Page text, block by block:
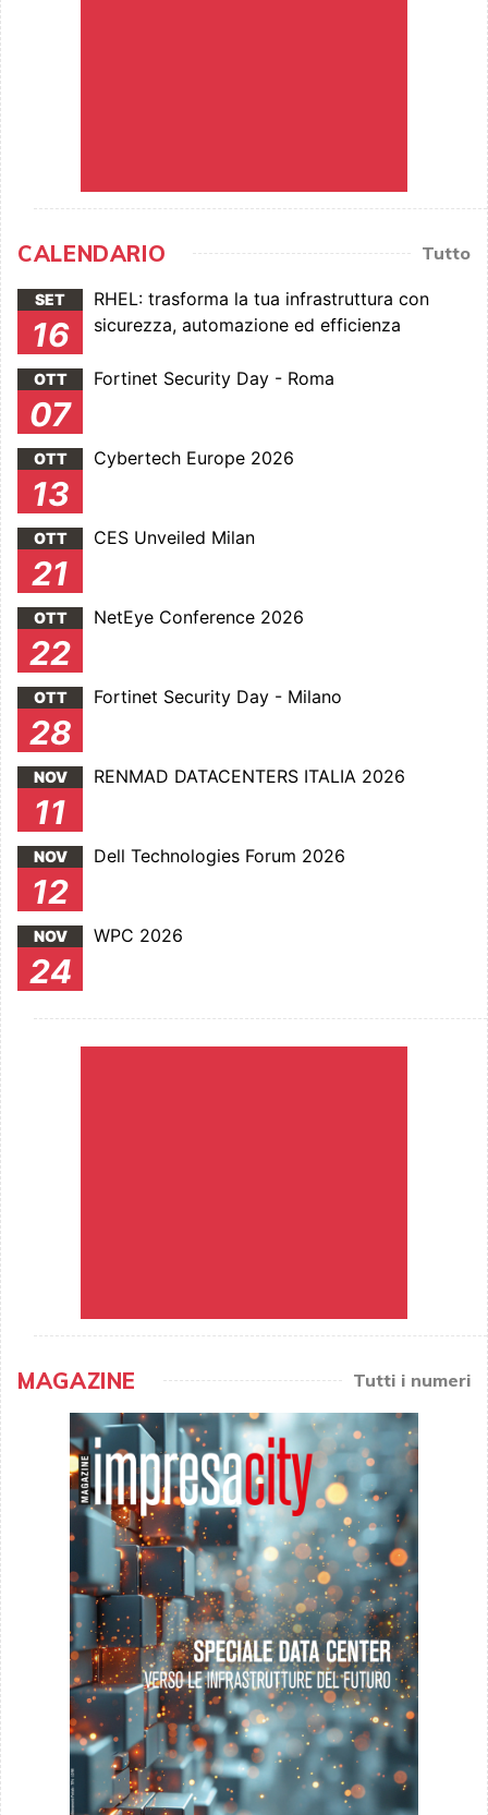
CALENDARIO Tutto
SET
16
RHEL: trasforma la tua infrastruttura con
sicurezza, automazione ed efficienza
OTT
07
Fortinet Security Day - Roma
OTT
13
Cybertech Europe 2026
OTT
21
CES Unveiled Milan
OTT
22
NetEye Conference 2026
OTT
28
Fortinet Security Day - Milano
NOV
11
RENMAD DATACENTERS ITALIA 2026
NOV
12
Dell Technologies Forum 2026
NOV
24
WPC 2026
MAGAZINE Tutti i numeri